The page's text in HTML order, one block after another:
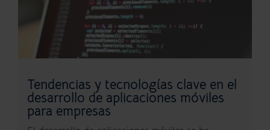
Tendencias y tecnologías clave en el
desarrollo de aplicaciones móviles
para empresas